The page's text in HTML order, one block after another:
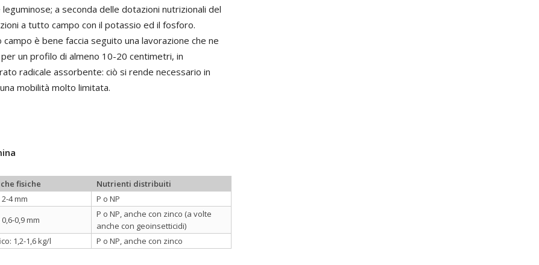
a seconda delle dotazioni nutrizionali del
a tutto campo con il potassio ed il fosforo.
è bene faccia seguito una lavorazione che ne
un profilo di almeno 10-20 centimetri, in
radicale assorbente: ciò si rende necessario in
mobilità molto limitata.
fisiche
Nutrienti distribuiti
4 mm
P o NP
0,9 mm
P o NP, anche con zinco (a volte
anche con geoinsetticidi)
1,2-1,6 kg/l P o NP, anche con zinco